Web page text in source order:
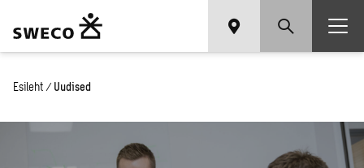
Esileht / Uudised